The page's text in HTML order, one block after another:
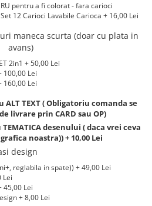
200-220 g/m² marimi COPII + 20,00
Lei
( STOC LIMITAT) 100% bumbac, 165 g/m²
+ 20,00 Lei
pentru a fi colorat - fara carioci
12 Carioci Lavabile Carioca + 16,00 Lei
maneca scurta (doar cu plata in
avans)
2in1 + 50,00 Lei
100,00 Lei
160,00 Lei
ALT TEXT ( Obligatoriu comanda se
livrare prin CARD sau OP)
TEMATICA desenului ( daca vrei ceva
noastra)) + 10,00 Lei
design
reglabila in spate)) + 49,00 Lei
Lei
45,00 Lei
+ 8,00 Lei